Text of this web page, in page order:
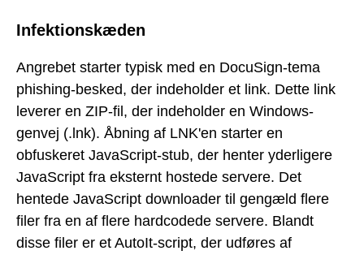
Infektionskæden
Angrebet starter typisk med en DocuSign-tema
phishing-besked, der indeholder et link. Dette link
leverer en ZIP-fil, der indeholder en Windows-
genvej (.lnk). Åbning af LNK'en starter en
obfuskeret JavaScript-stub, der henter yderligere
JavaScript fra eksternt hostede servere. Det
hentede JavaScript downloader til gengæld flere
filer fra en af flere hardcodede servere. Blandt
disse filer er et AutoIt-script, der udføres af